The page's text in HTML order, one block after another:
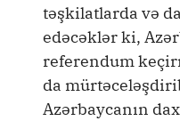
təşkilatlarda və
edəcəklər ki,
referendum
da
Azərbaycanın